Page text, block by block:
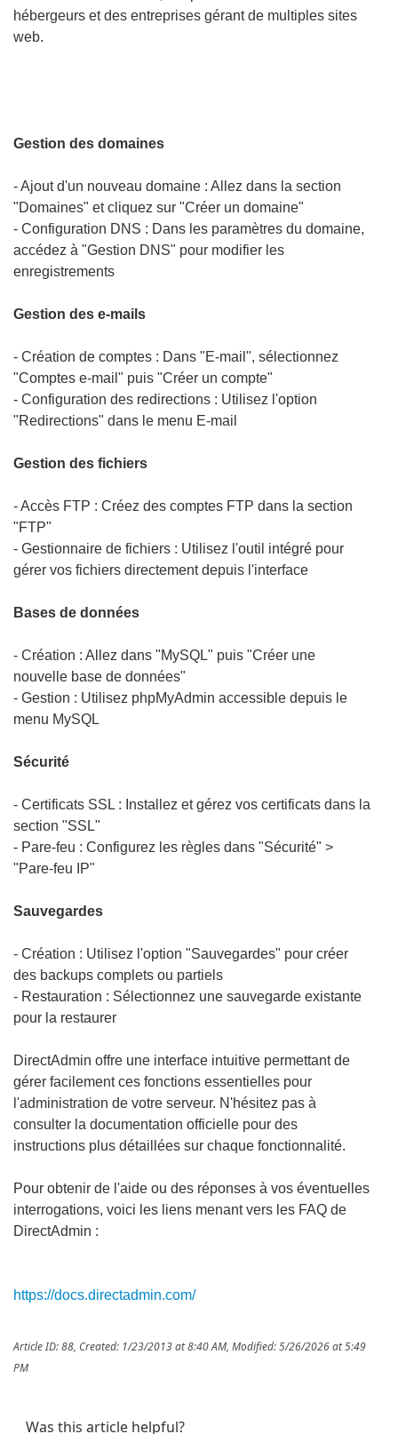
hébergeurs et des entreprises gérant de multiples sites
web.
Gestion des domaines
- Ajout d'un nouveau domaine : Allez dans la section
"Domaines" et cliquez sur "Créer un domaine"
- Configuration DNS : Dans les paramètres du domaine,
accédez à "Gestion DNS" pour modifier les
enregistrements
Gestion des e-mails
- Création de comptes : Dans "E-mail", sélectionnez
"Comptes e-mail" puis "Créer un compte"
- Configuration des redirections : Utilisez l'option
"Redirections" dans le menu E-mail
Gestion des fichiers
- Accès FTP : Créez des comptes FTP dans la section
"FTP"
- Gestionnaire de fichiers : Utilisez l'outil intégré pour
gérer vos fichiers directement depuis l'interface
Bases de données
- Création : Allez dans "MySQL" puis "Créer une
nouvelle base de données"
- Gestion : Utilisez phpMyAdmin accessible depuis le
menu MySQL
Sécurité
- Certificats SSL : Installez et gérez vos certificats dans la
section "SSL"
- Pare-feu : Configurez les règles dans "Sécurité" >
"Pare-feu IP"
Sauvegardes
- Création : Utilisez l'option "Sauvegardes" pour créer
des backups complets ou partiels
- Restauration : Sélectionnez une sauvegarde existante
pour la restaurer
DirectAdmin offre une interface intuitive permettant de
gérer facilement ces fonctions essentielles pour
l'administration de votre serveur. N'hésitez pas à
consulter la documentation officielle pour des
instructions plus détaillées sur chaque fonctionnalité.
Pour obtenir de l'aide ou des réponses à vos éventuelles
interrogations, voici les liens menant vers les FAQ de
DirectAdmin :
https://docs.directadmin.com/
Article ID: 88, Created: 1/23/2013 at 8:40 AM, Modified: 5/26/2026 at 5:49
PM
Was this article helpful?